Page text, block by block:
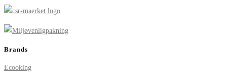
Brands
Ecooking